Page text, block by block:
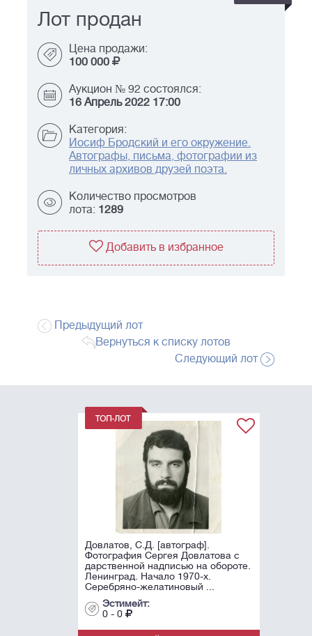
Лот продан
Цена продажи:
100 000
Аукцион № 92 состоялся:
16 Апрель 2022 17:00
Категория:
Иосиф Бродский и его окружение.
Автографы, письма, фотографии из
личных архивов друзей поэта.
Количество просмотров
лота: 1289
Добавить в избранное
Предыдущий лот
Вернуться к списку лотов
Следующий лот
Довлатов, С.Д. [автограф].
Фотография Сергея Довлатова с
дарственной надписью на обороте.
Ленинград. Начало 1970-х.
Серебряно-желатиновый ...
Эстимейт:
0 - 0